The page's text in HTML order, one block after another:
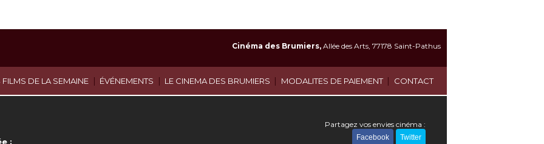
DE LA SEMAINE | ÉVÉNEMENTS | LE CINEMA DES BRUMIERS | MODALITES DE PAIEMENT | CONTACT
Cinéma des Brumiers, Allée des Arts, 77178 Saint-Pathus
:
Partagez vos envies cinéma :
Facebook Twitter